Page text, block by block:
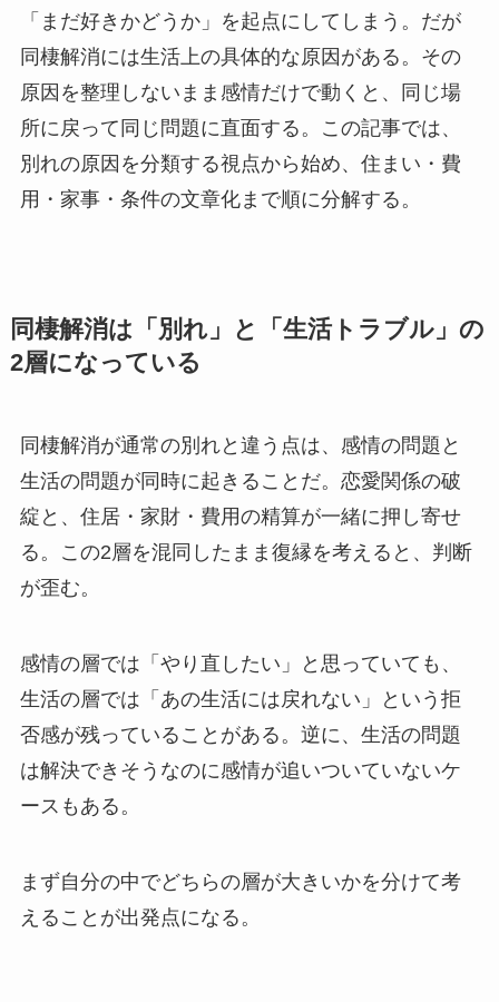
「まだ好きかどうか」を起点にしてしまう。だが
同棲解消には生活上の具体的な原因がある。その
原因を整理しないまま感情だけで動くと、同じ場
所に戻って同じ問題に直面する。この記事では、
別れの原因を分類する視点から始め、住まい・費
用・家事・条件の文章化まで順に分解する。
同棲解消は「別れ」と「生活トラブル」の
2層になっている
同棲解消が通常の別れと違う点は、感情の問題と
生活の問題が同時に起きることだ。恋愛関係の破
綻と、住居・家財・費用の精算が一緒に押し寄せ
る。この2層を混同したまま復縁を考えると、判断
が歪む。
感情の層では「やり直したい」と思っていても、
生活の層では「あの生活には戻れない」という拒
否感が残っていることがある。逆に、生活の問題
は解決できそうなのに感情が追いついていないケ
ースもある。
まず自分の中でどちらの層が大きいかを分けて考
えることが出発点になる。